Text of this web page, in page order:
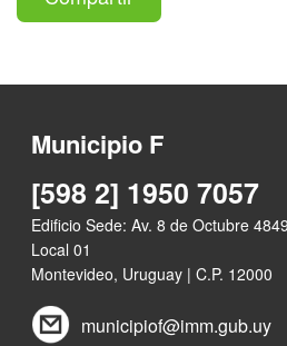
Municipio F
[598 2] 1950 7057
Edificio Sede: Av. 8 de Octubre
Local 01
Montevideo, Uruguay | C.P. 12000
municipiof@imm.gub.uy